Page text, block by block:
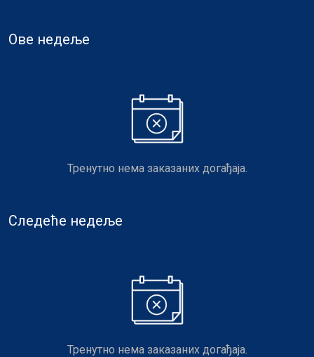
Ове недеље
Тренутно нема заказаних догађаја.
Следеће недеље
Тренутно нема заказаних догађаја.